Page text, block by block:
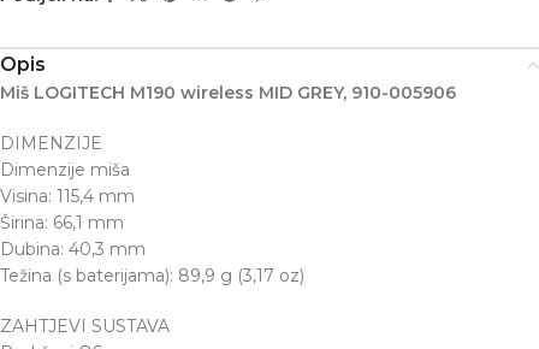
Opis
Miš LOGITECH M190 wireless MID GREY, 910-005906
DIMENZIJE
Dimenzije miša
Visina: 115,4 mm
Širina: 66,1 mm
Dubina: 40,3 mm
Težina (s baterijama): 89,9 g (3,17 oz)
ZAHTJEVI SUSTAVA